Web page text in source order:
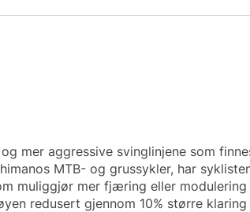
mer aggressive svinglinjene som
MTB- og grussykler, har
muliggjør mer fjæring eller modulering
redusert gjennom 10% større klaring